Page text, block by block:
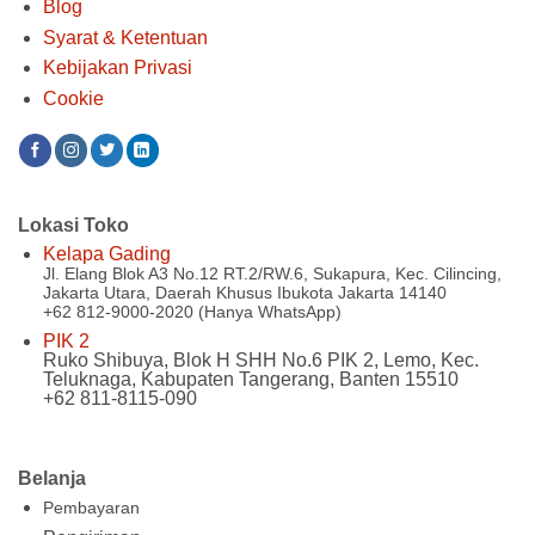
Blog
Syarat & Ketentuan
Kebijakan Privasi
Cookie
Belanja
Pembayaran
Lokasi Toko
Kelapa Gading
Jl. Elang Blok A3 No.12 RT.2/RW.6, Sukapura, Kec. Cilincing,
Jakarta Utara, Daerah Khusus Ibukota Jakarta 14140
+62 812-9000-2020 (Hanya WhatsApp)
PIK 2
Ruko Shibuya, Blok H SHH No.6 PIK 2, Lemo, Kec.
Teluknaga, Kabupaten Tangerang, Banten 15510
+62 811-8115-090